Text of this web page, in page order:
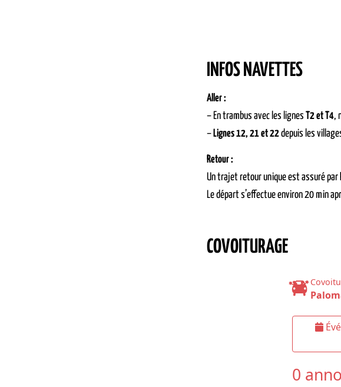
INFOS NAVETTES
Aller :
– En trambus avec les lignes T2 et T4,
– Lignes 12, 21 et 22depuis les
Retour :
Un trajet retour unique est assuré par
Le départ s’effectue environ 20 min
COVOITURAGE